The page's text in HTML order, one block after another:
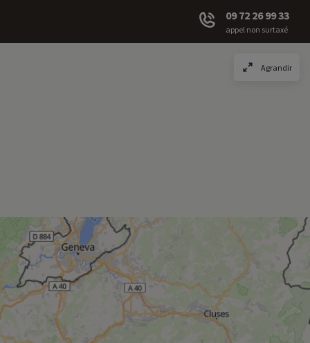
09 72 26 99 33
appel non surtaxé
Agrandir